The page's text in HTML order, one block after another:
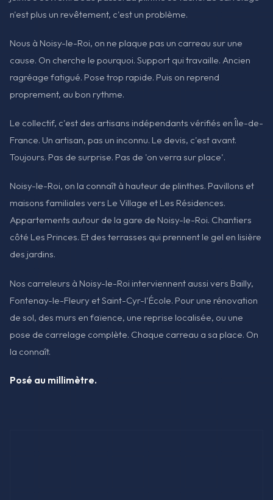
n'est plus un revêtement, c'est un problème.
Nous à Noisy-le-Roi, on ne plaque pas un carreau sur une
cause. On cherche le pourquoi. Support qui travaille. Ancien
ragréage fatigué. Pose trop rapide. Puis on reprend
proprement, au bon rythme.
Le collectif, c'est des artisans indépendants vérifiés en Île-de-
France. Un artisan, pas un inconnu. Le devis, c'est avant.
Toujours. Pas de surprise. Pas de 'on verra sur place'.
Noisy-le-Roi, on la connaît à hauteur de plinthes. Pavillons et
maisons familiales vers Le Village et Les Résidences.
Appartements autour de la gare de Noisy-le-Roi. Chantiers
côté Les Princes. Et des terrasses qui prennent le gel en lisière
des jardins.
Nos carreleurs à Noisy-le-Roi interviennent aussi vers Bailly,
Fontenay-le-Fleury et Saint-Cyr-l'École. Pour une rénovation
de sol, des murs en faïence, une reprise localisée, ou une
pose de carrelage complète. Chaque carreau a sa place. On
la connaît.
Posé au millimètre.